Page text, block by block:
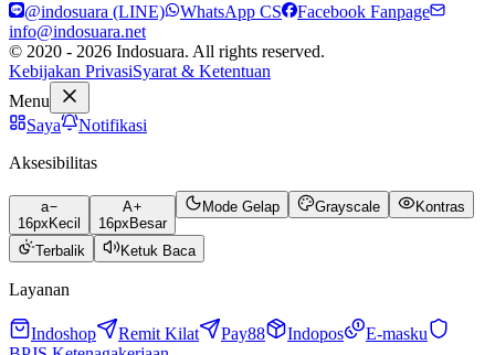
@indosuara (LINE)
WhatsApp CS
Facebook Fanpage
info@indosuara.net
© 2020 - 2026 Indosuara. All rights reserved.
Kebijakan PrivasiSyarat & Ketentuan
Menu
Saya
Notifikasi
Aksesibilitas
a
16pxKecil
A
16pxBesar
Mode Gelap Grayscale Kontras
Terbalik Ketuk Baca
Layanan
Indoshop Remit Kilat Pay88 Indopos
E-masku